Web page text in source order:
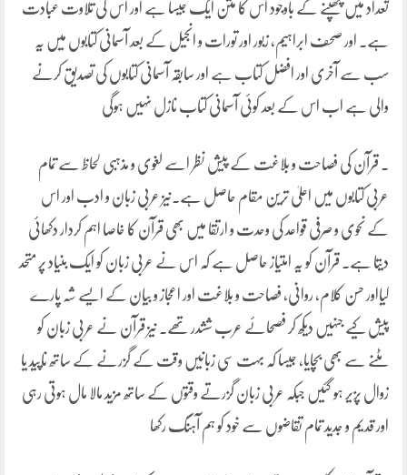
تعداد میں چھپنے کے باوجود اس کا متن ایک جیسا ہے اور اس کی تلاوت عبادت
ہے۔ اور صحف ابراہیم، زبور اور تورات و انجیل کے بعد آسمانی کتابوں میں یہ
سب سے آخری اور افضل کتاب ہے اور سابقہ آسمانی کتابوں کی تصدیق کرنے
والی ہے اب اس کے بعد کوئی آسمانی کتاب نازل نہیں ہوگی
۔ قرآن کی فصاحت و بلاغت کے پیش نظر اسے لغوی و مذہبی لحاظ سے تمام
عربی کتابوں میں اعلیٰ ترین مقام حاصل ہے۔نیز عربی زبان و ادب اور اس
کے نحوی و صرفی قواعد کی وحدت و ارتقا میں بھی قرآن کا خاصا اہم کردار دکھائی
دیتا ہے۔ قرآن کو یہ امتیاز حاصل ہے کہ اس نے عربی زبان کو ایک بنیاد پر متحد
کیااور حسن کلام، روانی، فصاحت و بلاغت اور اعجاز و بیان کے ایسے شہ پارے
پیش کیے جنہیں دیکھ کر فصحائے عرب ششدر تھے۔ نیز قرآن نے عربی زبان کو
مٹنے سے بھی بچایا، جیسا کہ بہت سی زبانیں وقت کے گزرنے کے ساتھ ناپید یا
زوال پزیر ہو گئیں جبکہ عربی زبان گزرتے وقتوں کے ساتھ مزید مالا مال ہوتی رہی
اور قدیم و جدید تمام تقاضوں سے خود کو ہم آہنگ رکھا